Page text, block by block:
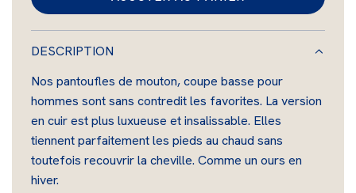
C
G
E
M
E
N
DESCRIPTION
Nos pantoufles de mouton, coupe basse pour
hommes sont sans contredit les favorites. La version
en cuir est plus luxueuse et insalissable. Elles
tiennent parfaitement les pieds au chaud sans
toutefois recouvrir la cheville. Comme un ours en
hiver.